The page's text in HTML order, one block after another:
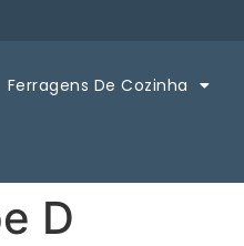
Ferragens De Cozinha
D